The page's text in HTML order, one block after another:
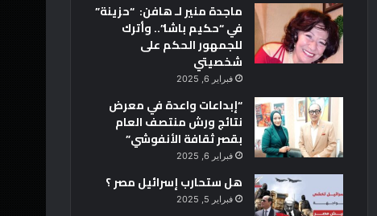
ماجدة منير لـ هافن: “حزينة”
في “حكيم باشا”.. وأترك
للجمهور الحكم على
شخصيتي
فبراير 6, 2025
“إبداعات واعدة في معرض
نتائج ورش منتصف العام
بقصر ثقافة الأنفوشي”
فبراير 6, 2025
هل ستحارب إسرائيل مصر ؟
فبراير 5, 2025